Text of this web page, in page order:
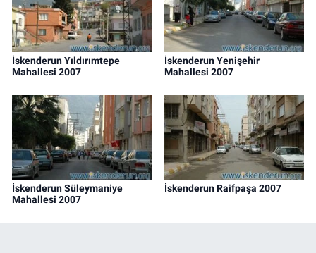
İskenderun Yıldırımtepe
Mahallesi 2007
İskenderun Yenişehir
Mahallesi 2007
İskenderun Süleymaniye
Mahallesi 2007
İskenderun Raifpaşa 2007